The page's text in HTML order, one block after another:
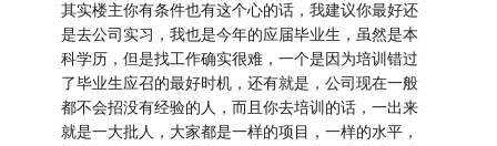
其实楼主你有条件也有这个心的话，我建议你最好还
是去公司实习，我也是今年的应届毕业生，虽然是本
科学历，但是找工作确实很难，一个是因为培训错过
了毕业生应召的最好时机，还有就是，公司现在一般
都不会招没有经验的人，而且你去培训的话，一出来
就是一大批人，大家都是一样的项目，一样的水平，